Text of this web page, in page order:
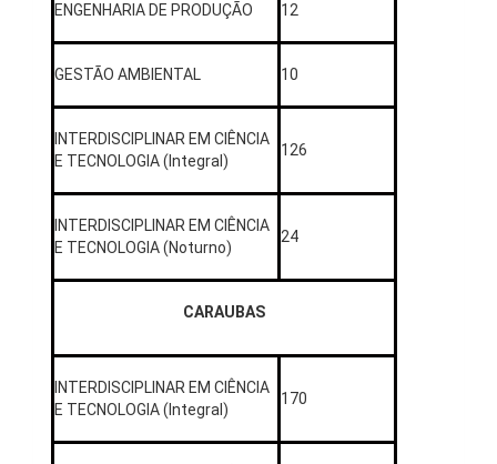
ENGENHARIA DE PRODUÇÃO 12
GESTÃO AMBIENTAL 10
INTERDISCIPLINAR EM CIÊNCIA
E TECNOLOGIA (Integral)
126
INTERDISCIPLINAR EM CIÊNCIA
E TECNOLOGIA (Noturno)
24
CARAUBAS
INTERDISCIPLINAR EM CIÊNCIA
E TECNOLOGIA (Integral)
170